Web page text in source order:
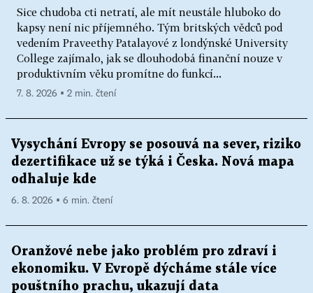
Sice chudoba cti netratí, ale mít neustále hluboko do
kapsy není nic příjemného. Tým britských vědců pod
vedením Praveethy Patalayové z londýnské University
College zajímalo, jak se dlouhodobá finanční nouze v
produktivním věku promítne do funkcí...
7. 8. 2026 ▪ 2 min. čtení
Vysychání Evropy se posouvá na sever, riziko
dezertifikace už se týká i Česka. Nová mapa
odhaluje kde
6. 8. 2026 ▪ 6 min. čtení
Oranžové nebe jako problém pro zdraví i
ekonomiku. V Evropě dýcháme stále více
pouštního prachu, ukazují data